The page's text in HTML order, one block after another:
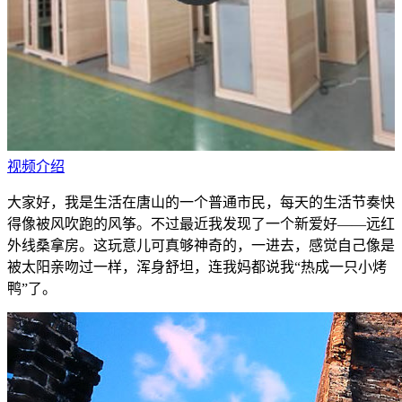
视频介绍
大家好，我是生活在唐山的一个普通市民，每天的生活节奏快
得像被风吹跑的风筝。不过最近我发现了一个新爱好——远红
外线桑拿房。这玩意儿可真够神奇的，一进去，感觉自己像是
被太阳亲吻过一样，浑身舒坦，连我妈都说我“热成一只小烤
鸭”了。